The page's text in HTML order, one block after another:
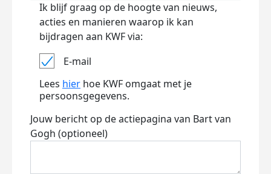
Ik blijf graag op de hoogte van nieuws,
acties en manieren waarop ik kan
bijdragen aan KWF via:
E-mail
Lees hier hoe KWF omgaat met je
persoonsgegevens.
Jouw bericht op de actiepagina van Bart van
Gogh (optioneel)